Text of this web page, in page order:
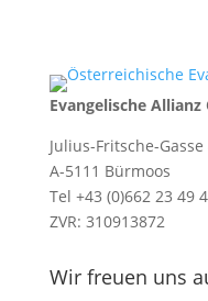
Evangelische
Julius-Fritsche-Gasse
A-5111 Bürmoos
Tel +43 (0)662 23 49
ZVR: 310913872
Wir freuen uns